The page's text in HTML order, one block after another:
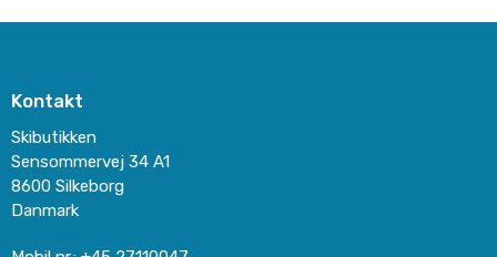
Kontakt
Skibutikken
Sensommervej 34 A1
8600 Silkeborg
Danmark